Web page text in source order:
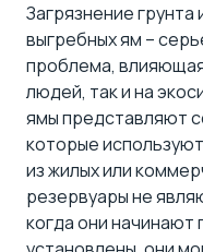
Загрязнение
выгребных ям –
проблема,
людей, так и на
ямы представляют
которые
из жилых или
резервуары не
когда они начинают